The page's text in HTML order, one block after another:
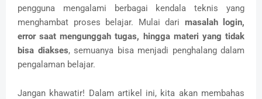
pengguna mengalami berbagai kendala teknis yang
menghambat proses belajar. Mulai dari masalah login,
error saat mengunggah tugas, hingga materi yang tidak
bisa diakses, semuanya bisa menjadi penghalang dalam
pengalaman belajar.
Jangan khawatir! Dalam artikel ini, kita akan membahas